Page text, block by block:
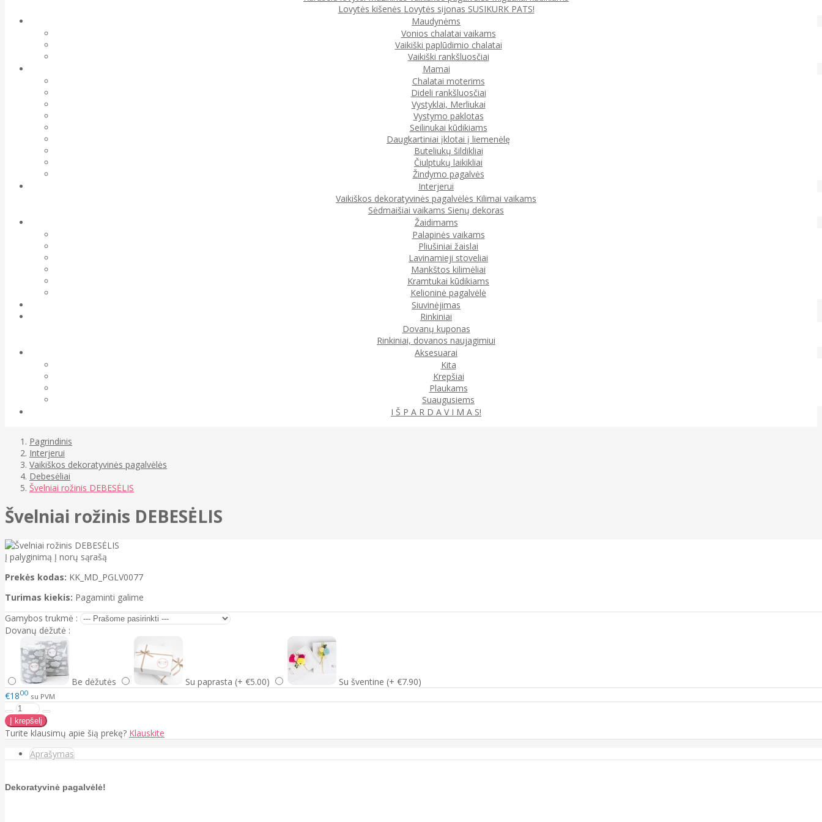
Lovytės kišenės Lovytės sijonas SUSIKURK PATS!
Maudynėms
Vonios chalatai vaikams
Vaikiški paplūdimio chalatai
Vaikiški rankšluosčiai
Mamai
Chalatai moterims
Dideli rankšluosčiai
Vystyklai, Merliukai
Vystymo paklotas
Seilinukai kūdikiams
Daugkartiniai įklotai į liemenėlę
Buteliukų šildikliai
Čiulptukų laikikliai
Žindymo pagalvės
Interjerui
Vaikiškos dekoratyvinės pagalvėlės Kilimai vaikams
Sėdmaišiai vaikams Sienų dekoras
Žaidimams
Palapinės vaikams
Pliušiniai žaislai
Lavinamieji stoveliai
Mankštos kilimėliai
Kramtukai kūdikiams
Kelioninė pagalvėlė
Siuvinėjimas
Rinkiniai
Dovanų kuponas
Rinkiniai, dovanos naujagimiui
Aksesuarai
Kita
Krepšiai
Plaukams
Suaugusiems
I Š P A R D A V I M A S!
Pagrindinis
Interjerui
Vaikiškos dekoratyvinės pagalvėlės
Debesėliai
Švelniai rožinis DEBESĖLIS
Švelniai rožinis DEBESĖLIS
Į palyginimą Į norų sąrašą
Prekės kodas: KK_MD_PGLV0077
Turimas kiekis: Pagaminti galime
Gamybos trukmė :
Dovanų dėžutė :
Be dėžutės Su paprasta (+ €5.00)
Su šventine (+ €7.90)
€1800 su PVM
Turite klausimų apie šią prekę? Klauskite
Aprašymas
Dekoratyvinė pagalvėlė!